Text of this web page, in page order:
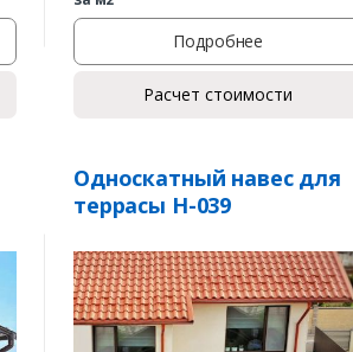
Подробнее
Расчет стоимости
Односкатный навес для
террасы Н-039